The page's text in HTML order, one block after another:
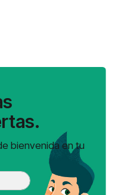
bienvenida en tu